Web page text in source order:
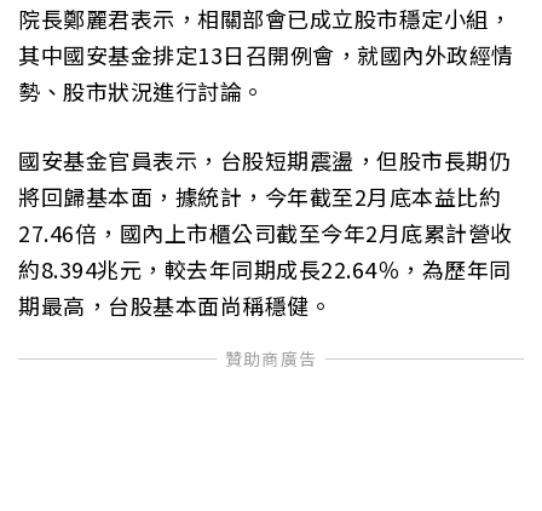
院長鄭麗君表示，相關部會已成立股市穩定小組，
其中國安基金排定13日召開例會，就國內外政經情
勢、股市狀況進行討論。
國安基金官員表示，台股短期震盪，但股市長期仍
將回歸基本面，據統計，今年截至2月底本益比約
27.46倍，國內上市櫃公司截至今年2月底累計營收
約8.394兆元，較去年同期成長22.64％，為歷年同
期最高，台股基本面尚稱穩健。